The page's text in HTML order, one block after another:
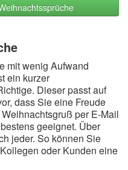
mit wenig Aufwand
ein kurzer
Dieser passt auf
dass Sie eine Freude
per E-Mail
geeignet. Über
jeder. So können Sie
oder Kunden eine